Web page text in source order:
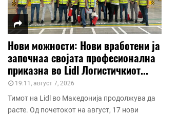
Нови можности: Нови вработени ја
започнаа својата професионална
приказна во Lidl Логистичкиот...
19:11, август 7, 2026
Тимот на Lidl во Македонија продолжува да
расте. Од почетокот на август, 17 нови